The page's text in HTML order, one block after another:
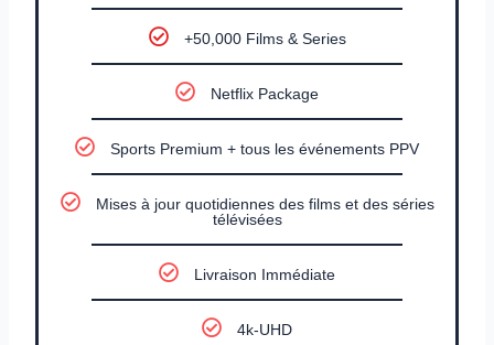
+50,000 Films & Series
Netflix Package
Sports Premium + tous les événements PPV
Mises à jour quotidiennes des films et des séries
télévisées
Livraison Immédiate
4k-UHD